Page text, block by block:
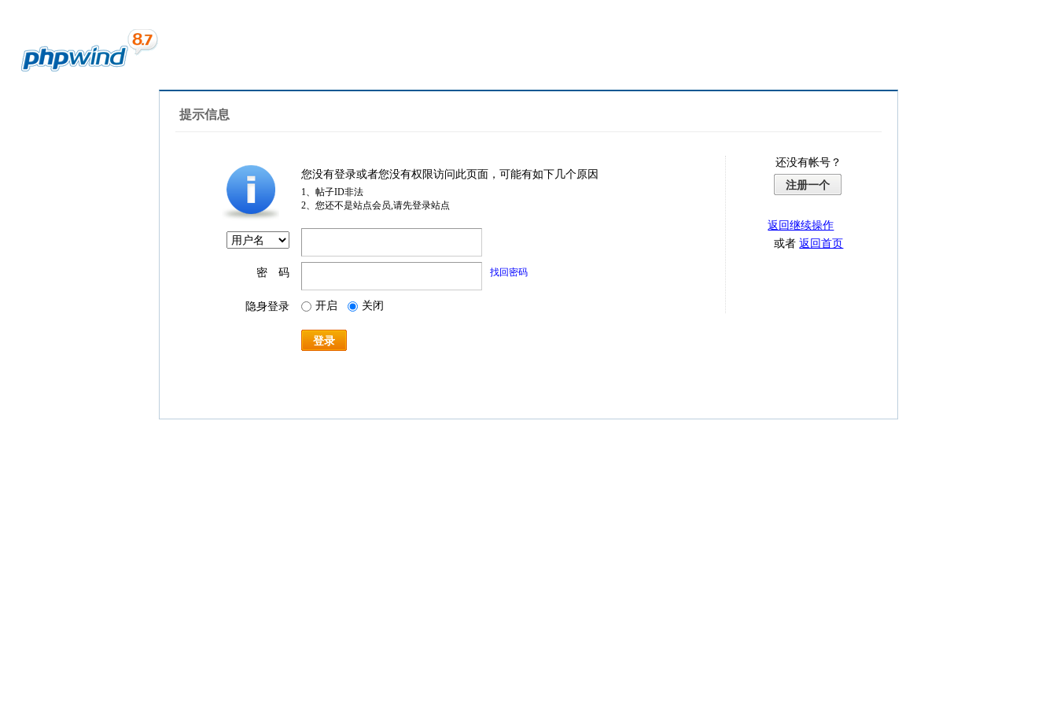
提示信息
您没有登录或者您没有权限访问此页面，可能有如下几个原因
1、帖子ID非法
2、您还不是站点会员,请先登录站点
密 码 找回密码
隐身登录 开启 关闭
登录
还没有帐号？
注册一个
返回继续操作
或者返回首页